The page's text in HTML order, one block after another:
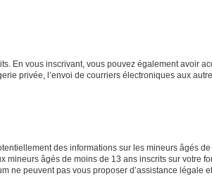
En vous inscrivant, vous pouvez également avoir
privée, l’envoi de courriers électroniques aux
des informations sur les mineurs âgés
mineurs âgés de moins de 13 ans inscrits sur votre
ne peuvent pas vous proposer d’assistance légale